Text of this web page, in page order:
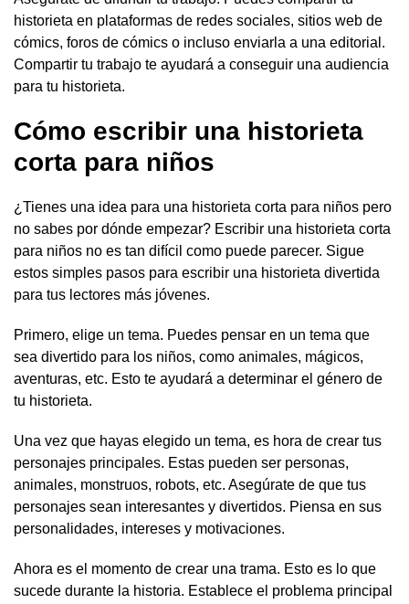
historieta en plataformas de redes sociales, sitios web de
cómics, foros de cómics o incluso enviarla a una editorial.
Compartir tu trabajo te ayudará a conseguir una audiencia
para tu historieta.
Cómo escribir una historieta
corta para niños
¿Tienes una idea para una historieta corta para niños pero
no sabes por dónde empezar? Escribir una historieta corta
para niños no es tan difícil como puede parecer. Sigue
estos simples pasos para escribir una historieta divertida
para tus lectores más jóvenes.
Primero, elige un tema. Puedes pensar en un tema que
sea divertido para los niños, como animales, mágicos,
aventuras, etc. Esto te ayudará a determinar el género de
tu historieta.
Una vez que hayas elegido un tema, es hora de crear tus
personajes principales. Estas pueden ser personas,
animales, monstruos, robots, etc. Asegúrate de que tus
personajes sean interesantes y divertidos. Piensa en sus
personalidades, intereses y motivaciones.
Ahora es el momento de crear una trama. Esto es lo que
sucede durante la historia. Establece el problema principal